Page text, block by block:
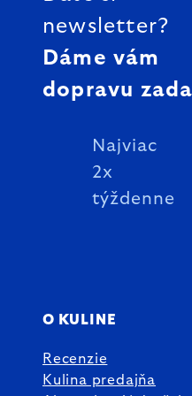
newsletter?
Dáme vám
dopravu
Najviac
2x
týždenne
O KULINE
Recenzie
Kulina predajňa